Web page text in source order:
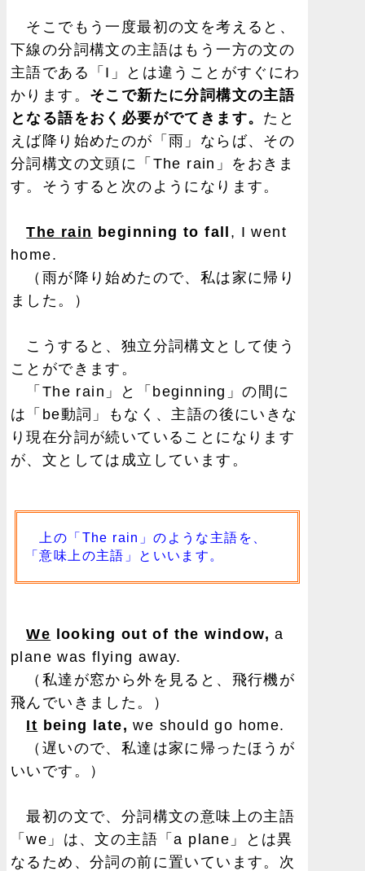
そこでもう一度最初の文を考えると、
下線の分詞構文の主語はもう一方の文の
主語である「I」とは違うことがすぐにわ
かります。 そこで新たに分詞構文の主語
となる語をおく必要がでてきます。 たと
えば降り始めたのが「雨」ならば、その
分詞構文の文頭に「The rain」をおきま
す。そうすると次のようになります。
The rain beginning to fall , I went
home.
（雨が降り始めたので、私は家に帰り
ました。）
こうすると、独立分詞構文として使う
ことができます。
「The rain」と「beginning」の間に
は「be動詞」もなく、主語の後にいきな
り現在分詞が続いていることになります
が、文としては成立しています。
上の「The rain」のような主語を、
「意味上の主語」といいます。
We looking out of the window, a
plane was flying away.
（私達が窓から外を見ると、飛行機が
飛んでいきました。）
It being late, we should go home.
（遅いので、私達は家に帰ったほうが
いいです。）
最初の文で、分詞構文の意味上の主語
「we」は、文の主語「a plane」とは異
なるため、分詞の前に置いています。次